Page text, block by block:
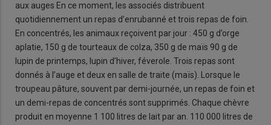
aux auges En ce moment, les associés distribuent
quotidiennement un repas d’enrubanné et trois repas de foin.
En concentrés, les animaux reçoivent par jour : 450 g d’orge
aplatie, 150 g de tourteaux de colza, 350 g de maïs 90 g de
lupin de printemps, lupin d’hiver, féverole. Trois repas sont
donnés à l’auge et deux en salle de traite (maïs). Lorsque le
troupeau pâture, souvent par demi-journée, un repas de foin et
un demi-repas de concentrés sont supprimés. Chaque chèvre
produit en moyenne 1 100 litres de lait par an. 110 000 litres de